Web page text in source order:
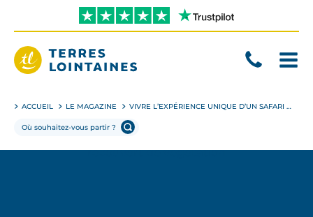
directement
contenu
ACCUEIL LE MAGAZINE VIVRE L’EXPÉRIENCE UNIQUE D’UN SAFARI EN AFRIQUE